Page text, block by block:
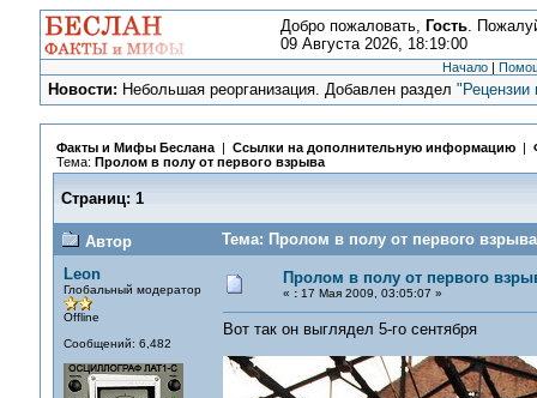
Добро пожаловать, Гость.
09 Августа 2026, 18:19:00
Начало |
Новости: Небольшая реорганизация. Добавлен раздел"Рецензии
Факты и Мифы Беслана| Ссылки на дополнительную информацию|
Тема: Пролом в полу от первого взрыва
Страниц: 1
Автор
Тема: Пролом в полу от первого
Leon
Глобальный модератор
Offline
Сообщений: 6,482
Пролом в полу от первого
« :17 Мая 2009, 03:05:07 »
Вот так он выглядел 5-го сентября